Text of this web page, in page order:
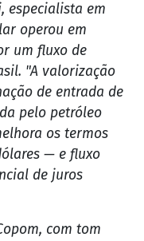
especialista em
operou em
um fluxo de
"A valorização
de entrada de
pelo petróleo
os termos
— e fluxo
de juros
com tom